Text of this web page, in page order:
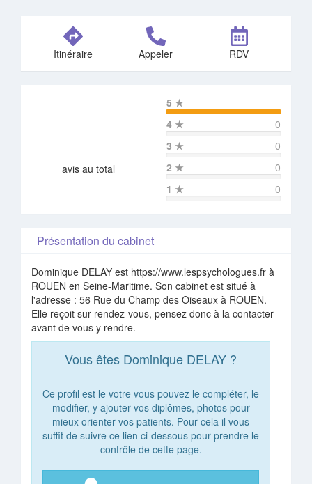
Itinéraire Appeler RDV
avis au total
5 ★
4 ★
0
3 ★
0
2 ★
0
1 ★ 0
Présentation du cabinet
Dominique DELAY est https://www.lespsychologues.fr à
ROUEN en Seine-Maritime. Son cabinet est situé à
l'adresse : 56 Rue du Champ des Oiseaux à ROUEN.
Elle reçoit sur rendez-vous, pensez donc à la contacter
avant de vous y rendre.
Vous êtes Dominique DELAY ?
Ce profil est le votre vous pouvez le compléter, le
modifier, y ajouter vos diplômes, photos pour
mieux orienter vos patients. Pour cela il vous
suffit de suivre ce lien ci-dessous pour prendre le
contrôle de cette page.